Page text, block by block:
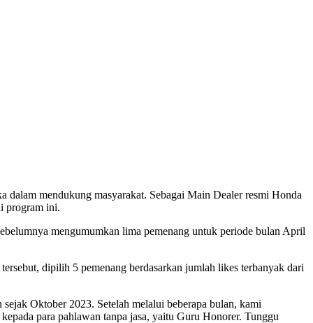
mendukung masyarakat. Sebagai Main Dealer resmi Honda
program ini.
mengumumkan lima pemenang untuk periode bulan April
dipilih 5 pemenang berdasarkan jumlah likes terbanyak dari
Oktober 2023. Setelah melalui beberapa bulan, kami
para pahlawan tanpa jasa, yaitu Guru Honorer. Tunggu